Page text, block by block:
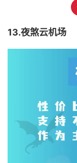
13.夜煞云机场